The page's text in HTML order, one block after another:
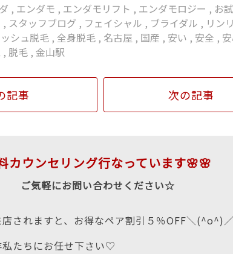
, エンダモ , エンダモリフト , エンダモロジー , お
, スタッフブログ , フェイシャル , ブライダル , リン
シュ脱毛 ,全身脱毛 , 名古屋 , 国産 , 安い , 安全 ,
, 脱毛 ,金山駅
記事 次の記事
カウンセリング行なっています🌸🌸
ご気軽にお問い合わせください☆
されますと、お得なペア割引５％OFF＼(^o^)
たちにお任せ下さい♡